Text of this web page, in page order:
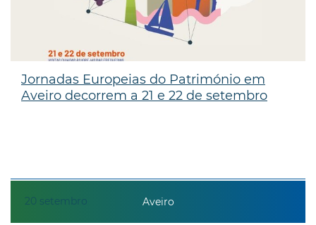
20 setembro
Jornadas Europeias do Património em
Aveiro decorrem a 21 e 22 de setembro
Aveiro